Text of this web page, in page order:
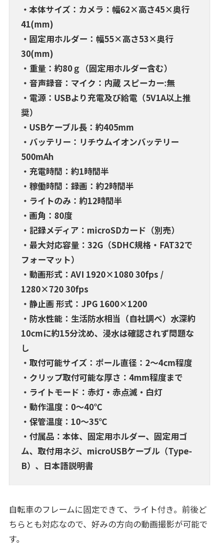
・本体サイズ：カメラ：幅62×高さ45×奥行
41(mm)
・固定用ホルダー：幅55×高さ53×奥行
30(mm)
・重量：約80ｇ（固定用ホルダー含む）
・音声録音：マイク：内蔵 スピーカー:無
・電源：USBより充電及び給電（5V1A以上推
奨）
・USBケーブル長：約405mm
・バッテリー：リチウムイオンバッテリー
500mAh
・充電時間：約1時間半
・稼働時間：録画：約2時間半
・ライトのみ：約12時間半
・画角：80度
・記録メディア：microSDカード（別売）
・最大対応容量：32G（SDHC規格・FAT32で
フォーマット）
・動画形式：AVI 1920×1080 30fps /
1280×720 30fps
・静止画 形式：JPG 1600×1200
・防水性能：生活防水相当（自社調べ）水深約
10cmに約15分沈め、浸水は確認されず問題な
し
・取付可能サイズ：ポール直径：2～4cm程度
・クリップ取付可能な厚さ：4mm程度まで
・ライトモード：赤灯・赤点滅・白灯
・動作温度：0～40℃
・保管温度：10～35℃
・付属品：本体、固定用ホルダー、固定用ゴ
ム、取付用ネジ、microUSBケーブル（Type-
B）、日本語説明書
自転車のフレームに固定できて、ライト付き。前後ど
ちらとも対応なので、好みの方向の動画撮影が可能で
す。